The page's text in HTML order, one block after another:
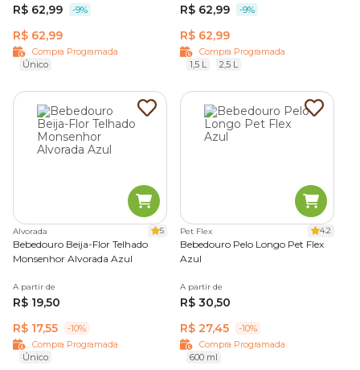
R$ 62,99 -9%
R$ 62,99
Compra Programada
Único
R$ 62,99 -9%
R$ 62,99
Compra Programada
1,5 L
2,5 L
Alvorada 5
Bebedouro Beija-Flor Telhado
Monsenhor Alvorada Azul
A partir de
R$ 19,50
R$ 17,55
-10%
Compra Programada
Único
Pet Flex 4.2
Bebedouro Pelo Longo Pet Flex
Azul
A partir de
R$ 30,50
R$ 27,45
-10%
Compra Programada
600 ml